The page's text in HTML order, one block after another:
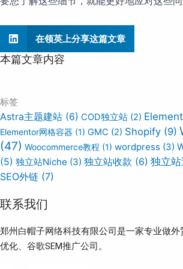
在领英上分享这篇文章
本篇文章内容
标签
Astra主题建站 (6) COD独立站 (2)
Elementor网格容器 (1) GMC (2) Shopify (9)
(47) Woocommerce教程 (1) wordpress (3)
(5) 独立站Niche (3) 独立站收款 (6) 独立
SEO外链 (7)
联系我们
郑州白帽子网络科技有限公司是一家专业做外
优化、谷歌SEM推广公司。